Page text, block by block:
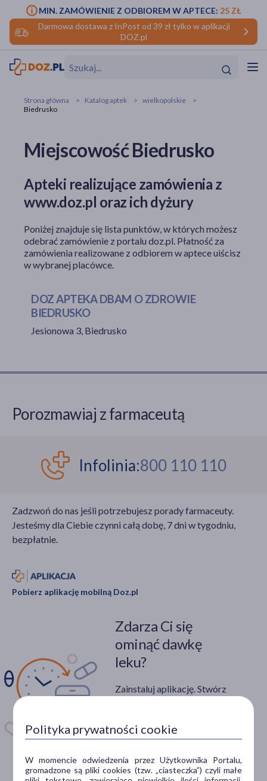
Darmowa dostawa z InPost od 39 zł tylko w aplikacji
DOZ.pl
MIN. ZAMÓWIENIE Z ODBIOREM W APTECE: 25 ZŁ
makijażu
Hit
Strona główna Katalog aptek
wielkopolskie
Biedrusko
Miejscowość Biedrusko
Apteki realizujące zamówienia z
www.doz.pl oraz ich dyżury
Poniżej znajduje się lista punktów, w których możesz
odebrać zamówienie z portalu doz.pl. Płatność za
zamówienia realizowane z odbiorem w aptece uiścisz
w wybranej placówce.
DOZ APTEKA DBAM O ZDROWIE
BIEDRUSKO
Jesionowa 3, Biedrusko
Porozmawiaj z farmaceutą
Infolinia:800 110 110
Zadzwoń do nas jeśli potrzebujesz porady farmaceuty.
Jesteśmy dla Ciebie czynni całą dobę, 7 dni w tygodniu,
bezpłatnie.
Pobierz aplikację mobilną Doz.pl
Zdarza Ci się
ominąć dawkę
leku?
Zainstaluj aplikację. Stwórz
Dostępna w
Polityka prywatności cookie
W momencie odwiedzenia przez Użytkownika Portalu,
gromadzone są pliki cookies (tzw. „ciasteczka”) czyli małe